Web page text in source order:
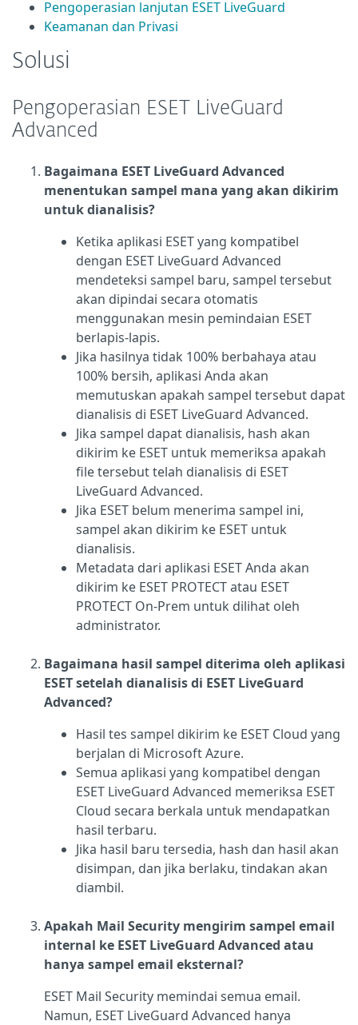
Pengoperasian lanjutan ESET LiveGuard
Keamanan dan Privasi
Solusi
Pengoperasian ESET LiveGuard
Advanced
Bagaimana ESET LiveGuard Advanced
menentukan sampel mana yang akan dikirim
untuk dianalisis?
Ketika aplikasi ESET yang kompatibel
dengan ESET LiveGuard Advanced
mendeteksi sampel baru, sampel tersebut
akan dipindai secara otomatis
menggunakan mesin pemindaian ESET
berlapis-lapis.
Jika hasilnya tidak 100% berbahaya atau
100% bersih, aplikasi Anda akan
memutuskan apakah sampel tersebut dapat
dianalisis di ESET LiveGuard Advanced.
Jika sampel dapat dianalisis, hash akan
dikirim ke ESET untuk memeriksa apakah
file tersebut telah dianalisis di ESET
LiveGuard Advanced.
Jika ESET belum menerima sampel ini,
sampel akan dikirim ke ESET untuk
dianalisis.
Metadata dari aplikasi ESET Anda akan
dikirim ke ESET PROTECT atau ESET
PROTECT On-Prem untuk dilihat oleh
administrator.
Bagaimana hasil sampel diterima oleh aplikasi
ESET setelah dianalisis di ESET LiveGuard
Advanced?
Hasil tes sampel dikirim ke ESET Cloud yang
berjalan di Microsoft Azure.
Semua aplikasi yang kompatibel dengan
ESET LiveGuard Advanced memeriksa ESET
Cloud secara berkala untuk mendapatkan
hasil terbaru.
Jika hasil baru tersedia, hash dan hasil akan
disimpan, dan jika berlaku, tindakan akan
diambil.
Apakah Mail Security mengirim sampel email
internal ke ESET LiveGuard Advanced atau
hanya sampel email eksternal?
ESET Mail Security memindai semua email.
Namun, ESET LiveGuard Advanced hanya